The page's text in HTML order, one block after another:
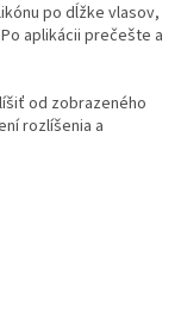
po dĺžke vlasov,
aplikácii prečešte a
od zobrazeného
rozlíšenia a